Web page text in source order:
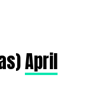
April